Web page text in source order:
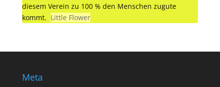
diesem Verein zu 100 % den Menschen zugute
kommt. Little Flower
Meta